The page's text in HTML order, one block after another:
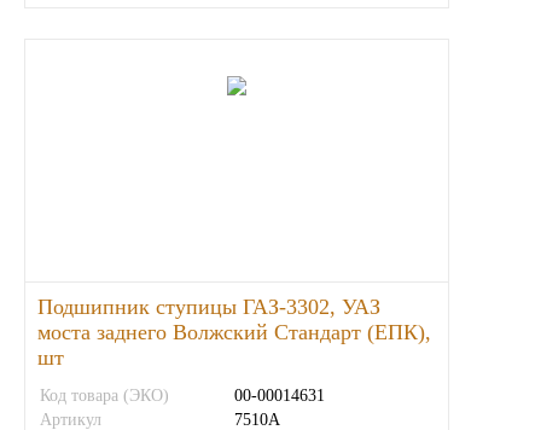
Подшипник ступицы ГАЗ-3302, УАЗ
моста заднего Волжский Стандарт (ЕПК),
шт
Код товара (ЭКО)
00-00014631
Артикул
7510А